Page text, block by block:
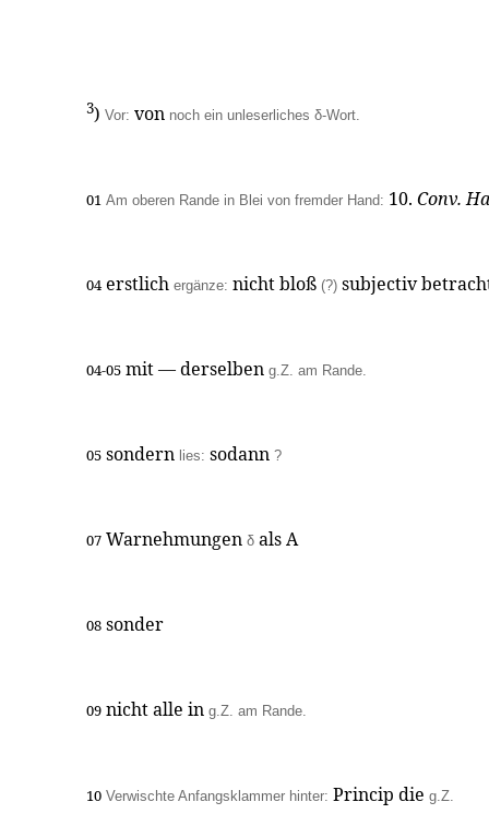
3) Vor: von noch ein unleserliches δ-Wort.
01 Am oberen Rande in Blei von fremder Hand: 10. Conv.
04 erstlich ergänze: nicht bloß (?) subjectiv
04-05 mit — derselben g.Z. am Rande.
05 sondern lies: sodann ?
07 Warnehmungen δ als A
08 sonder
09 nicht alle in g.Z. am Rande.
10 Verwischte Anfangsklammer hinter: Princip die g.Z.